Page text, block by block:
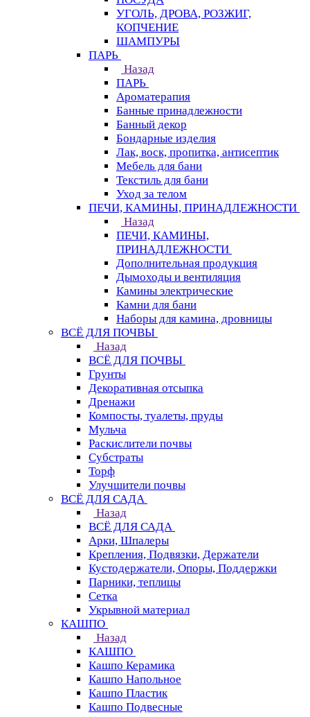
УГОЛЬ, ДРОВА, РОЗЖИГ,
КОПЧЕНИЕ
ШАМПУРЫ
ПАРЬ
Назад
ПАРЬ
Ароматерапия
Банные принадлежности
Банный декор
Бондарные изделия
Лак, воск, пропитка, антисептик
Мебель для бани
Текстиль для бани
Уход за телом
ПЕЧИ, КАМИНЫ, ПРИНАДЛЕЖНОСТИ
Назад
ПЕЧИ, КАМИНЫ,
ПРИНАДЛЕЖНОСТИ
Дополнительная продукция
Дымоходы и вентиляция
Камины электрические
Камни для бани
Наборы для камина, дровницы
ВСЁ ДЛЯ ПОЧВЫ
Назад
ВСЁ ДЛЯ ПОЧВЫ
Грунты
Декоративная отсыпка
Дренажи
Компосты, туалеты, пруды
Мульча
Раскислители почвы
Субстраты
Торф
Улучшители почвы
ВСЁ ДЛЯ САДА
Назад
ВСЁ ДЛЯ САДА
Арки, Шпалеры
Крепления, Подвязки, Держатели
Кустодержатели, Опоры, Поддержки
Парники, теплицы
Сетка
Укрывной материал
КАШПО
Назад
КАШПО
Кашпо Керамика
Кашпо Напольное
Кашпо Пластик
Кашпо Подвесные